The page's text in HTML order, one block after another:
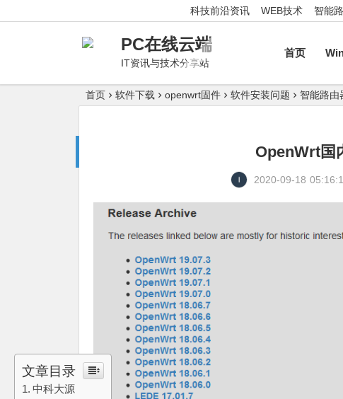
科技前沿资讯 WEB技术 智能
PC在线云端
IT资讯与技术分享站
首页
首页 软件下载 openwrt固件 软件安装问题 智能路由
OpenWrt国
2020-09-18
文章目录
中科大源